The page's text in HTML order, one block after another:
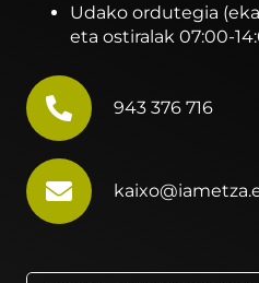
Udako ordutegia
eta ostiralak 07:00-
943 376 716